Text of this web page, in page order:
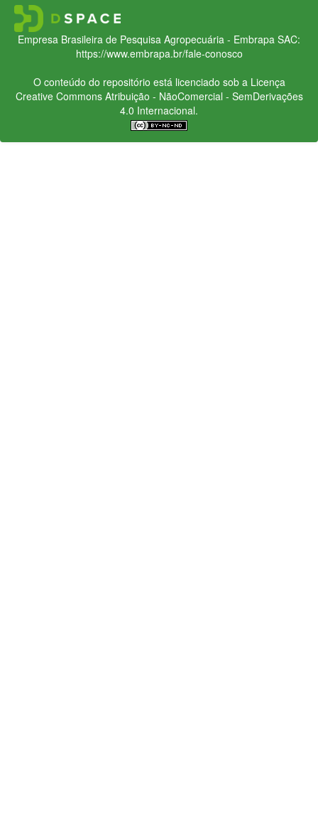
Empresa Brasileira de Pesquisa Agropecuária - Embrapa SAC:
https://www.embrapa.br/fale-conosco
O conteúdo do repositório está licenciado sob a Licença
Creative CommonsAtribuição - NãoComercial - SemDerivações
4.0 Internacional.